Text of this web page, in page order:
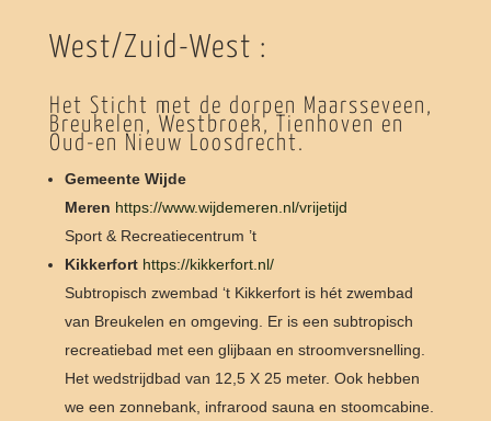
West/Zuid-West :
Het Sticht met de dorpen Maarsseveen,
Breukelen, Westbroek, Tienhoven en
Oud-en Nieuw Loosdrecht.
Gemeente Wijde
Meren https://www.wijdemeren.nl/vrijetijd
Sport & Recreatiecentrum ’t
Kikkerfort https://kikkerfort.nl/
Subtropisch zwembad ‘t Kikkerfort is hét zwembad
van Breukelen en omgeving. Er is een subtropisch
recreatiebad met een glijbaan en stroomversnelling.
Het wedstrijdbad van 12,5 X 25 meter. Ook hebben
we een zonnebank, infrarood sauna en stoomcabine.